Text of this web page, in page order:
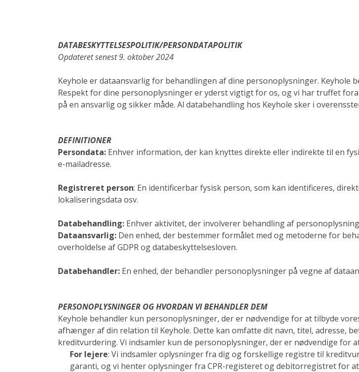
DATABESKYTTELSESPOLITIK/PERSONDATAPOLITIK
Opdateret senest 9. oktober 2024
Keyhole er dataansvarlig for behandlingen af dine personoplysninger. Keyhole
Respekt for dine personoplysninger er yderst vigtigt for os, og vi har truffet
på en ansvarlig og sikker måde. Al databehandling hos Keyhole sker i
DEFINITIONER
Persondata: Enhver information, der kan knyttes direkte eller indirekte til en
e-mailadresse.
Registreret person: En identificerbar fysisk person, som kan identificeres,
lokaliseringsdata osv.
Databehandling: Enhver aktivitet, der involverer behandling af
Dataansvarlig: Den enhed, der bestemmer formålet med og metoderne for
overholdelse af GDPR og databeskyttelsesloven.
Databehandler: En enhed, der behandler personoplysninger på vegne af
PERSONOPLYSNINGER OG HVORDAN VI BEHANDLER DEM
Keyhole behandler kun personoplysninger, der er nødvendige for at tilbyde
afhænger af din relation til Keyhole. Dette kan omfatte dit navn, titel, adresse,
kreditvurdering. Vi indsamler kun de personoplysninger, der er nødvendige for
For lejere: Vi indsamler oplysninger fra dig og forskellige registre til
garanti, og vi henter oplysninger fra CPR-registeret og debitorregistret for